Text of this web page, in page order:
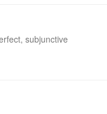
subjunctive